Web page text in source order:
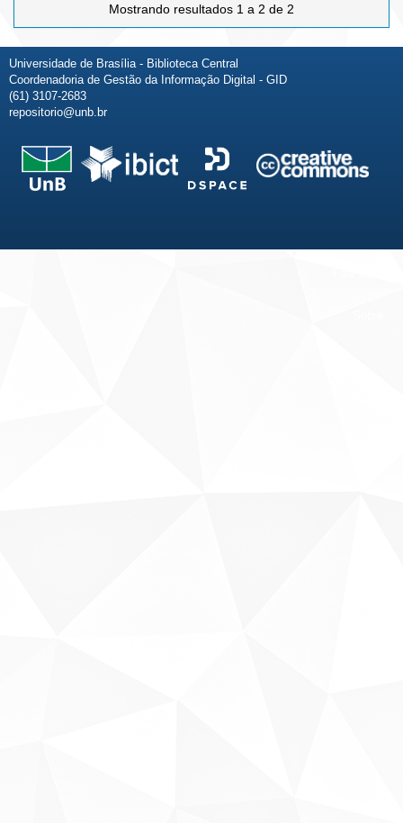
Mostrando resultados 1 a 2 de 2
Universidade de Brasília - Biblioteca Central
Coordenadoria de Gestão da Informação Digital - GID
(61) 3107-2683
repositorio@unb.br